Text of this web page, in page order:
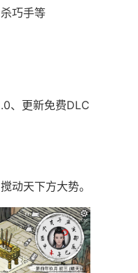
巧手等
、更新免费DLC
动天下方大势。